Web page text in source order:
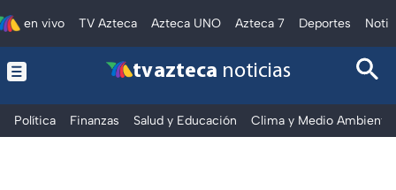
en vivo TV Azteca Azteca UNO Azteca 7 Deportes
tv azteca noticias
Política Finanzas Salud y Educación Clima y Medio Ambiente